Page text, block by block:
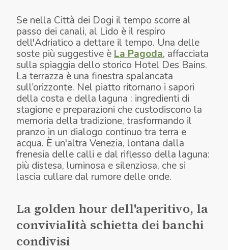
Se nella Città dei Dogi il tempo scorre al
passo dei canali, al Lido è il respiro
dell'Adriatico a dettare il tempo. Una delle
soste più suggestive è La Pagoda, affacciata
sulla spiaggia dello storico Hotel Des Bains.
La terrazza è una finestra spalancata
sull’orizzonte. Nel piatto ritornano i sapori
della costa e della laguna : ingredienti di
stagione e preparazioni che custodiscono la
memoria della tradizione, trasformando il
pranzo in un dialogo continuo tra terra e
acqua. È un'altra Venezia, lontana dalla
frenesia delle calli e dal riflesso della laguna:
più distesa, luminosa e silenziosa, che si
lascia cullare dal rumore delle onde.
La golden hour dell'aperitivo, la
convivialità schietta dei banchi
condivisi